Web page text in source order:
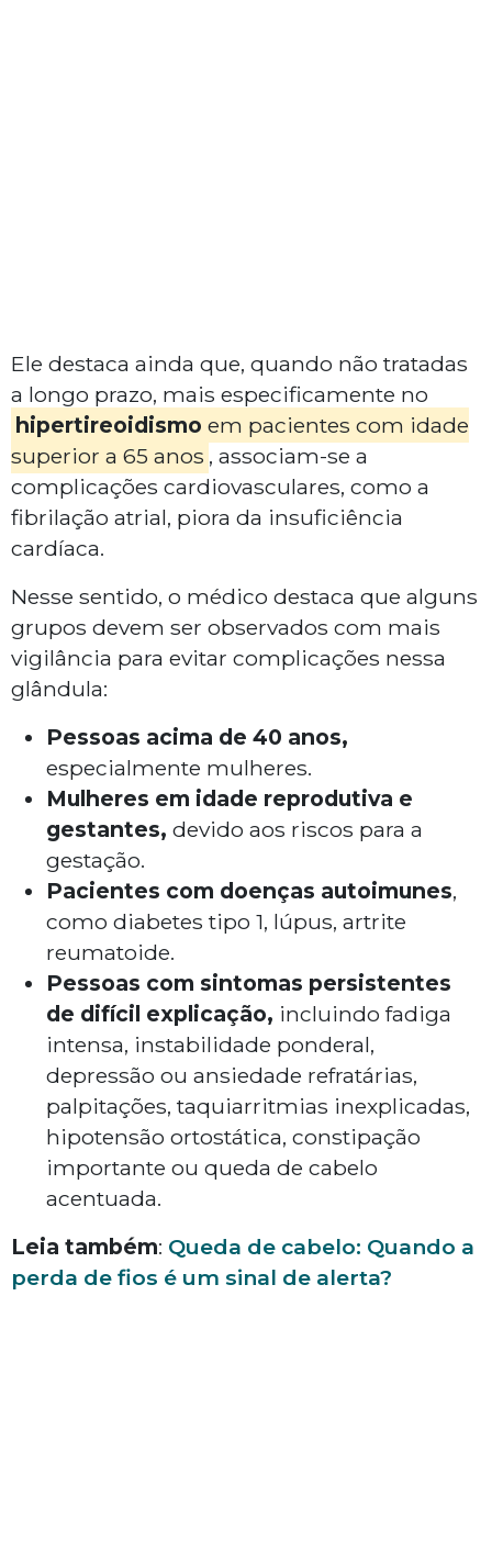
Ele destaca ainda que, quando não tratadas
a longo prazo, mais especificamente no
hipertireoidismo em pacientes com idade
superior a 65 anos , associam-se a
complicações cardiovasculares, como a
fibrilação atrial, piora da insuficiência
cardíaca.
Nesse sentido, o médico destaca que alguns
grupos devem ser observados com mais
vigilância para evitar complicações nessa
glândula:
Pessoas acima de 40 anos,
especialmente mulheres.
Mulheres em idade reprodutiva e
gestantes, devido aos riscos para a
gestação.
Pacientes com doenças autoimunes,
como diabetes tipo 1, lúpus, artrite
reumatoide.
Pessoas com sintomas persistentes
de difícil explicação, incluindo fadiga
intensa, instabilidade ponderal,
depressão ou ansiedade refratárias,
palpitações, taquiarritmias inexplicadas,
hipotensão ortostática, constipação
importante ou queda de cabelo
acentuada.
Leia também: Queda de cabelo: Quando a
perda de fios é um sinal de alerta?